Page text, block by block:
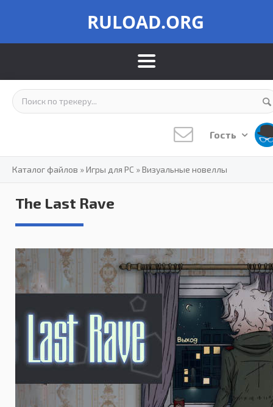
RULOAD.ORG
Гость
Каталог файлов »Игры для PC »Визуальные новеллы
The Last Rave